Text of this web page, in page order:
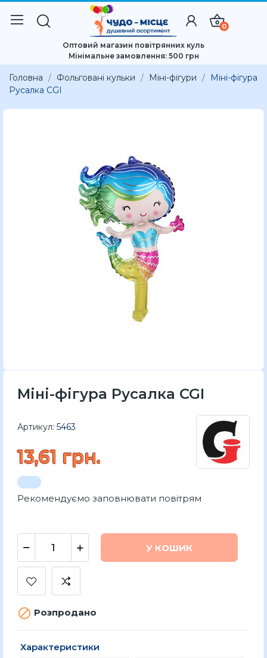
0
Оптовий магазин повітрянних куль
Мінімальне замовлення: 500 грн
Головна Фольговані кульки Міні-фігури
Міні-фігура
Русалка CGI
Міні-фігура Русалка CGI
Артикул: 5463
13,61 грн.
Рекомендуємо заповнювати повітрям
У КОШИК
 Розпродано
Характеристики